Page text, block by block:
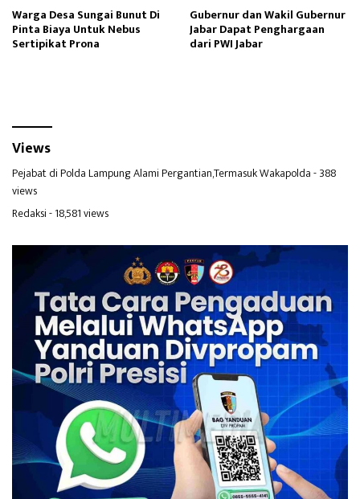
Warga Desa Sungai Bunut Di
Pinta Biaya Untuk Nebus
Sertipikat Prona
Gubernur dan Wakil Gubernur
Jabar Dapat Penghargaan
dari PWI Jabar
Views
Pejabat di Polda Lampung Alami Pergantian,Termasuk Wakapolda- 388
views
Redaksi- 18,581 views